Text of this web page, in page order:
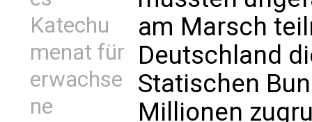
Katechu
menat für
erwachse
ne
am Marsch
Deutschland
Statischen
Millionen